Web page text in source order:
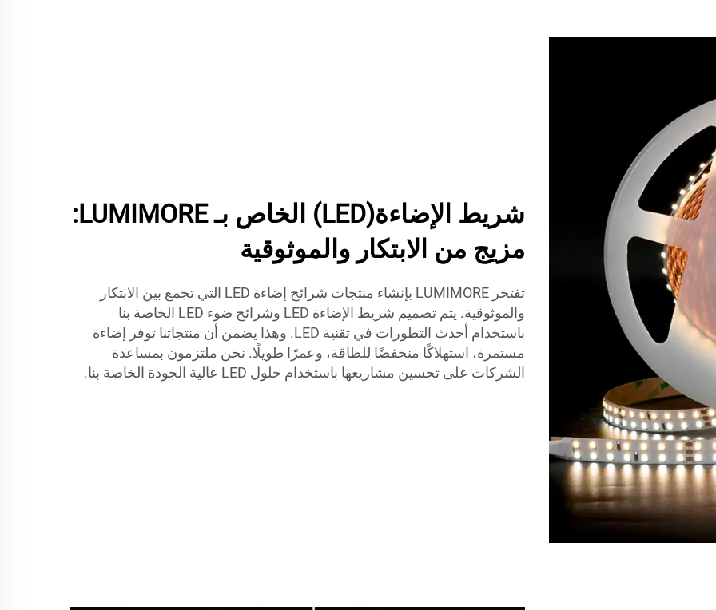
شريط الإضاءة(LED) الخاص بـ LUMIMORE:
مزيج من الابتكار والموثوقية
تفتخر LUMIMORE بإنشاء منتجات شرائح إضاءة LED التي تجمع بين الابتكار
والموثوقية. يتم تصميم شريط الإضاءة LED وشرائح ضوء LED الخاصة بنا
باستخدام أحدث التطورات في تقنية LED. وهذا يضمن أن منتجاتنا توفر إضاءة
مستمرة، استهلاكًا منخفضًا للطاقة، وعمرًا طويلًا. نحن ملتزمون بمساعدة
الشركات على تحسين مشاريعها باستخدام حلول LED عالية الجودة الخاصة بنا.